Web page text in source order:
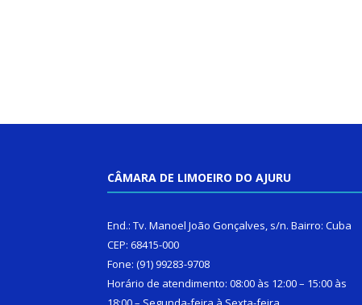
CÂMARA DE LIMOEIRO DO AJURU
End.: Tv. Manoel João Gonçalves, s/n. Bairro: Cuba
CEP: 68415-000
Fone: (91) 99283-9708
Horário de atendimento: 08:00 às 12:00 – 15:00 às